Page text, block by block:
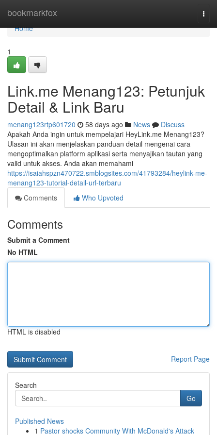
bookmarkfox
Home
Home
1
Link.me Menang123: Petunjuk
Detail & Link Baru
menang123rtp601720 58 days ago News
Discuss
Apakah Anda ingin untuk mempelajari HeyLink.me Menang123?
Ulasan ini akan menjelaskan panduan detail mengenai cara
mengoptimalkan platform aplikasi serta menyajikan tautan yang
valid untuk akses. Anda akan memahami
https://isaiahspzn470722.smblogsites.com/41793284/heylink-me-
menang123-tutorial-detail-url-terbaru
Comments
Who Upvoted
Comments
Submit a Comment
No HTML
HTML is disabled
Report Page
Search
Go
Published News
1 Pastor shocks Community With McDonald's Attack